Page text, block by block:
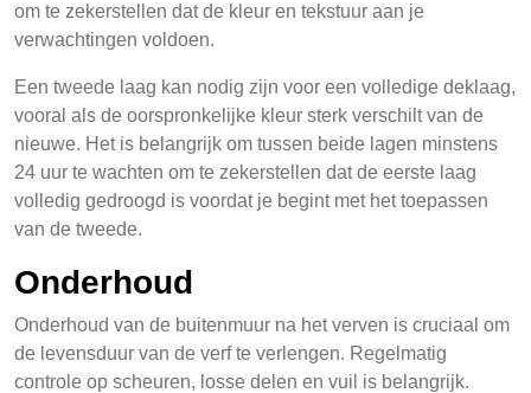
om te zekerstellen dat de kleur en tekstuur aan je
verwachtingen voldoen.
Een tweede laag kan nodig zijn voor een volledige deklaag,
vooral als de oorspronkelijke kleur sterk verschilt van de
nieuwe. Het is belangrijk om tussen beide lagen minstens
24 uur te wachten om te zekerstellen dat de eerste laag
volledig gedroogd is voordat je begint met het toepassen
van de tweede.
Onderhoud
Onderhoud van de buitenmuur na het verven is cruciaal om
de levensduur van de verf te verlengen. Regelmatig
controle op scheuren, losse delen en vuil is belangrijk.